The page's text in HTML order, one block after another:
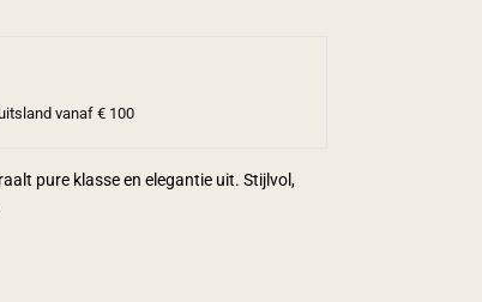
vanaf € 100
pure klasse en elegantie uit. Stijlvol,